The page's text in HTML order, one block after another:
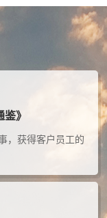
》
，获得客户员工的